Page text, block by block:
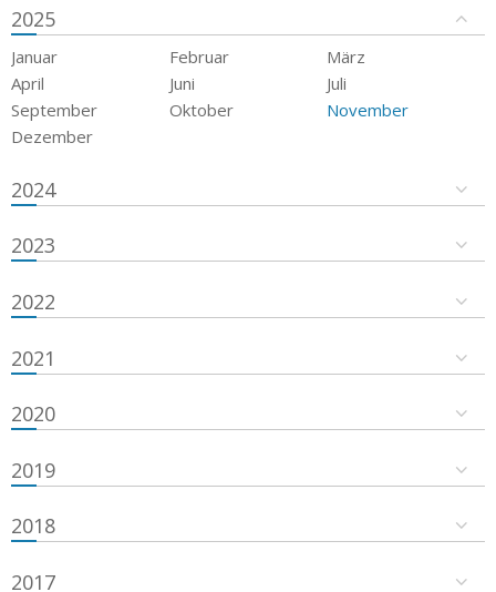
2025
Januar Februar
März
April
Juni
Juli
September
Oktober
November
Dezember
2024
2023
2022
2021
2020
2019
2018
2017